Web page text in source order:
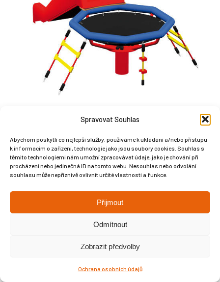
Spravovat Souhlas
Abychom poskytli co nejlepší služby, používáme k ukládání a/nebo přístupu
k informacím o zařízení, technologie jako jsou soubory cookies. Souhlas s
těmito technologiemi nám umožní zpracovávat údaje, jako je chování při
procházení nebo jedinečná ID na tomto webu. Nesouhlas nebo odvolání
souhlasu může nepříznivě ovlivnit určité vlastnosti a funkce.
Přijmout
Odmítnout
Zobrazit předvolby
Ochrana osobních údajů
Copyright © Weiron Dynamics, s.r.o. |Tvorba webových stránek
SEO